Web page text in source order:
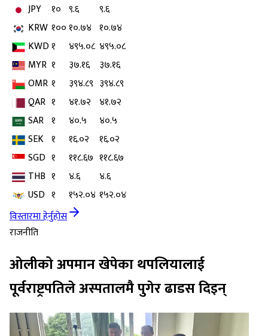
JPY
१० ९.६
९.६
KRW १००१०.७४ १०.७४
KWD१ ४९५.०८ ४९५.०८
MYR १ ३७.१६
३७.१६
OMR १ ३९४.८९ ३९४.८९
QAR १ ४१.७२ ४१.७२
SAR १ ४०.५
४०.५
SEK १ १६.०२
१६.०२
SGD १ ११८.६७ ११८.६७
THB १ ४.६
४.६
USD १ १५२.०४ १५२.०४
विस्तारमा हेर्नुहोस
राजनीति
ओलीको अपमान खेपेका थपलियालाई
पूर्वराष्ट्रपतिले अस्पतालमै पुगेर ढाडस दिइन्